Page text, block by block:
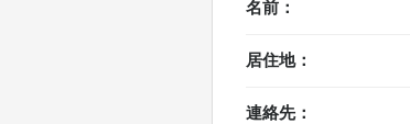
名前：
居住地：
連絡先：